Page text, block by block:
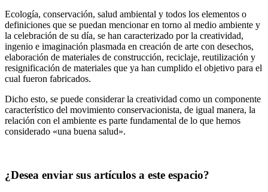
Ecología, conservación, salud ambiental y todos los elementos o
definiciones que se puedan mencionar en torno al medio ambiente y
la celebración de su día, se han caracterizado por la creatividad,
ingenio e imaginación plasmada en creación de arte con desechos,
elaboración de materiales de construcción, reciclaje, reutilización y
resignificación de materiales que ya han cumplido el objetivo para el
cual fueron fabricados.
Dicho esto, se puede considerar la creatividad como un componente
característico del movimiento conservacionista, de igual manera, la
relación con el ambiente es parte fundamental de lo que hemos
considerado «una buena salud».
¿Desea enviar sus artículos a este espacio?